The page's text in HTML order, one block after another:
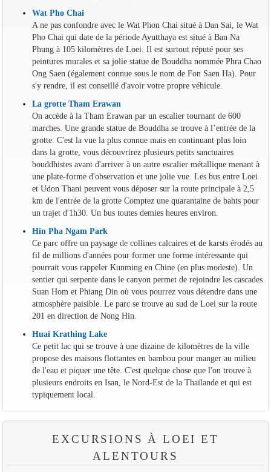
Wat Pho Chai
A ne pas confondre avec le Wat Phon Chai situé à Dan Sai, le Wat
Pho Chai qui date de la période Ayutthaya est situé à Ban Na
Phung à 105 kilomètres de Loei. Il est surtout réputé pour ses
peintures murales et sa jolie statue de Bouddha nommée Phra Chao
Ong Saen (également connue sous le nom de Fon Saen Ha). Pour
s'y rendre, il est conseillé d'avoir votre propre véhicule.
La grotte Tham Erawan
On accède à la Tham Erawan par un escalier tournant de 600
marches. Une grande statue de Bouddha se trouve à l’entrée de la
grotte. C'est la vue la plus connue mais en continuant plus loin
dans la grotte, vous découvrirez plusieurs petits sanctuaires
bouddhistes avant d'arriver à un autre escalier métallique menant à
une plate-forme d'observation et une jolie vue. Les bus entre Loei
et Udon Thani peuvent vous déposer sur la route principale à 2,5
km de l'entrée de la grotte Comptez une quarantaine de bahts pour
un trajet d'1h30. Un bus toutes demies heures environ.
Hin Pha Ngam Park
Ce parc offre un paysage de collines calcaires et de karsts érodés au
fil de millions d'années pour former une forme intéressante qui
pourrait vous rappeler Kunming en Chine (en plus modeste). Un
sentier qui serpente dans le canyon permet de rejoindre les cascades
Suan Hom et Phiang Din où vous pourrez vous détendre dans une
atmosphère paisible. Le parc se trouve au sud de Loei sur la route
201 en direction de Nong Hin.
Huai Krathing Lake
Ce petit lac qui se trouve à une dizaine de kilomètres de la ville
propose des maisons flottantes en bambou pour manger au milieu
de l'eau et piquer une tête. C'est quelque chose que l'on trouve à
plusieurs endroits en Isan, le Nord-Est de la Thaïlande et qui est
typiquement local.
EXCURSIONS À LOEI ET
ALENTOURS